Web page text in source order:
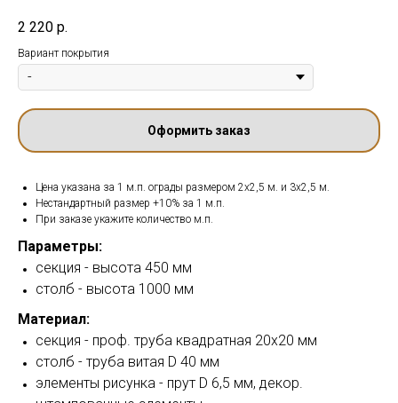
2 220 р.
Вариант покрытия
Оформить заказ
Цена указана за 1 м.п. ограды размером 2х2,5 м. и 3х2,5 м.
Нестандартный размер +10% за 1 м.п.
При заказе укажите количество м.п.
Параметры:
секция - высота 450 мм
столб - высота 1000 мм
Материал:
секция - проф. труба квадратная 20х20 мм
столб - труба витая D 40 мм
элементы рисунка - прут D 6,5 мм, декор.